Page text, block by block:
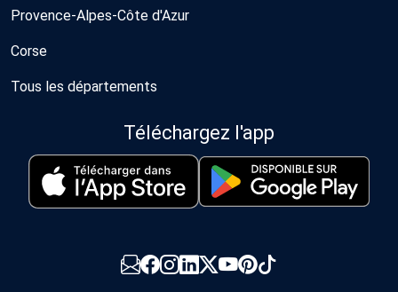
Provence-Alpes-Côte d'Azur
Corse
Tous les départements
Téléchargez l'app